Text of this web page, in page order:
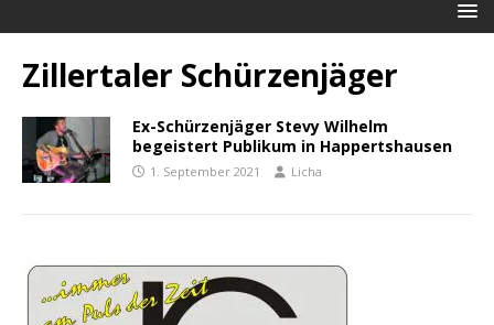
Zillertaler Schürzenjäger
Ex-Schürzenjäger Stevy Wilhelm
begeistert Publikum in Happertshausen
1. September 2021 Licha